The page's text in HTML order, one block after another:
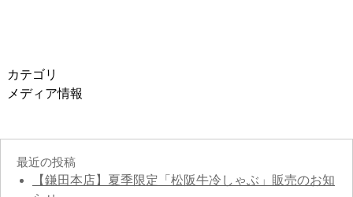
カテゴリ
メディア情報
最近の投稿
【鎌田本店】夏季限定「松阪牛冷しゃぶ」販売のお知